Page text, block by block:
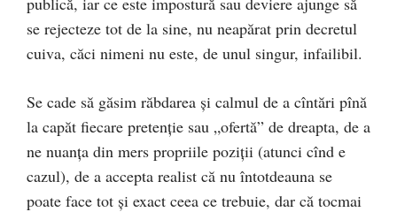
se rejecteze tot de la sine, nu neapărat prin decretul
cuiva, căci nimeni nu este, de unul singur, infailibil.
Se cade să găsim răbdarea şi calmul de a cîntări pînă
la capăt fiecare pretenţie sau „ofertă” de dreapta, de a
ne nuanţa din mers propriile poziţii (atunci cînd e
cazul), de a accepta realist că nu întotdeauna se
poate face tot şi exact ceea ce trebuie, dar că tocmai